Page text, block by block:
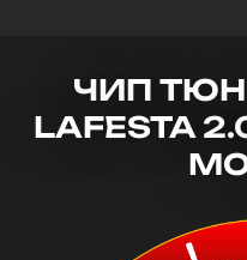
ЧИП
LAFESTA